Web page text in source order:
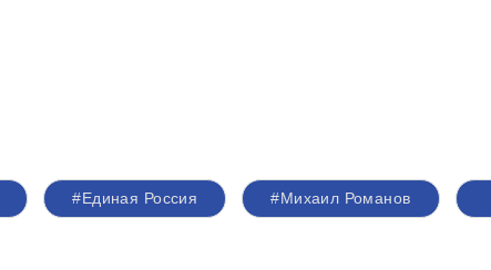
#Единая Россия #Михаил Романов